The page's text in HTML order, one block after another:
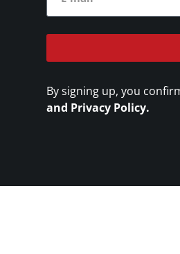
By signing up, you
and Privacy Policy.